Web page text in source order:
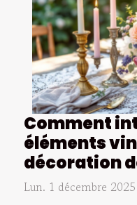
Comment
éléments
décoration
Lun. 1 décembre 2025